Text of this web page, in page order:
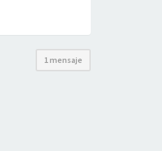
1 mensaje